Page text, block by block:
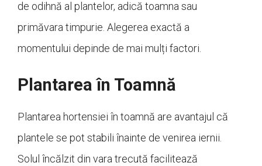
de odihnă al plantelor, adică toamna sau
primăvara timpurie. Alegerea exactă a
momentului depinde de mai mulți factori.
Plantarea în Toamnă
Plantarea hortensiei în toamnă are avantajul că
plantele se pot stabili înainte de venirea iernii.
Solul încălzit din vara trecută facilitează